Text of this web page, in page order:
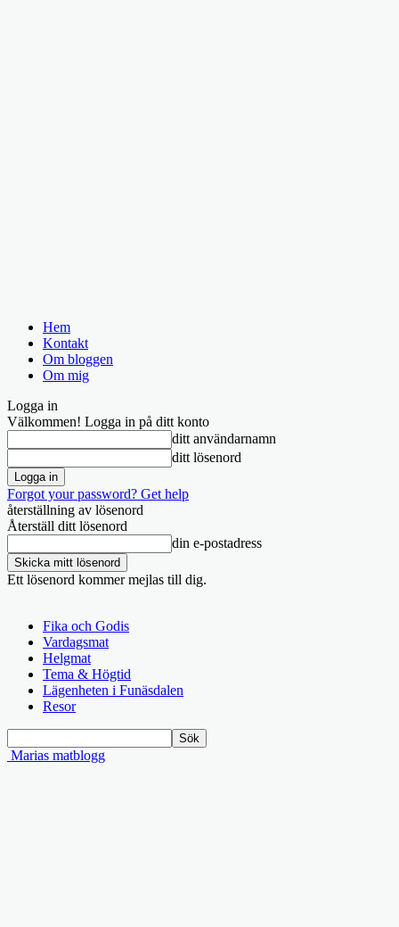
Hem
Kontakt
Om bloggen
Om mig
Logga in
Välkommen! Logga in på ditt konto
ditt användarnamn
ditt lösenord
Forgot your password? Get help
återställning av lösenord
Återställ ditt lösenord
din e-postadress
Ett lösenord kommer mejlas till dig.
Fika och Godis
Vardagsmat
Helgmat
Tema & Högtid
Lägenheten i Funäsdalen
Resor
Marias matblogg